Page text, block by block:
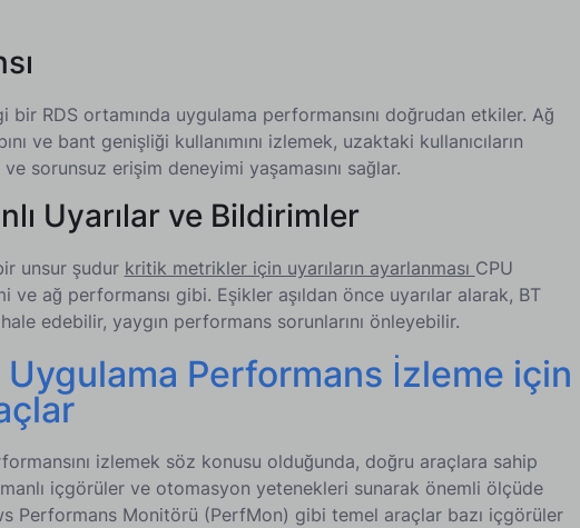
bir RDS ortamında uygulama performansını doğrudan etkiler. Ağ
ve bant genişliği kullanımını izlemek, uzaktaki kullanıcıların
sorunsuz erişim deneyimi yaşamasını sağlar.
Uyarılar ve Bildirimler
unsur şudur kritik metrikler için uyarıların ayarlanması CPU
ve ağ performansı gibi. Eşikler aşıldan önce uyarılar alarak, BT
edebilir, yaygın performans sorunlarını önleyebilir.
Performans İzleme için
izlemek söz konusu olduğunda, doğru araçlara sahip
içgörüler ve otomasyon yetenekleri sunarak önemli ölçüde
Performans Monitörü (PerfMon) gibi temel araçlar bazı içgörüler